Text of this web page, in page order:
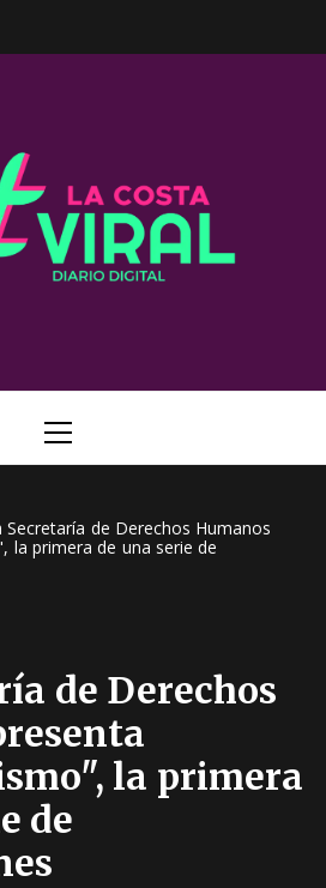
Viral
Menu
Secretaría de Derechos Humanos
la primera de una serie de
de Derechos
la primera
de